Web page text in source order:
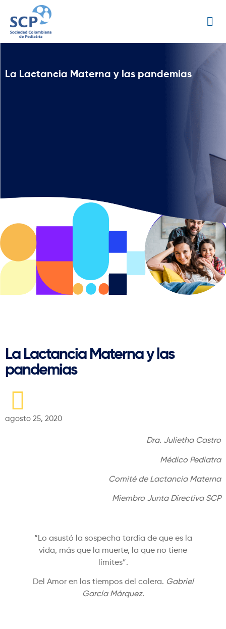
La Lactancia Materna y las pandemias
La Lactancia Materna y las
pandemias
agosto 25, 2020
Dra. Julietha Castro
Médico Pediatra
Comité de Lactancia Materna
Miembro Junta Directiva SCP
“Lo asustó la sospecha tardia de que es la
vida, más que la muerte, la que no tiene
límites”.
Del Amor en los tiempos del colera. Gabriel
García Márquez.